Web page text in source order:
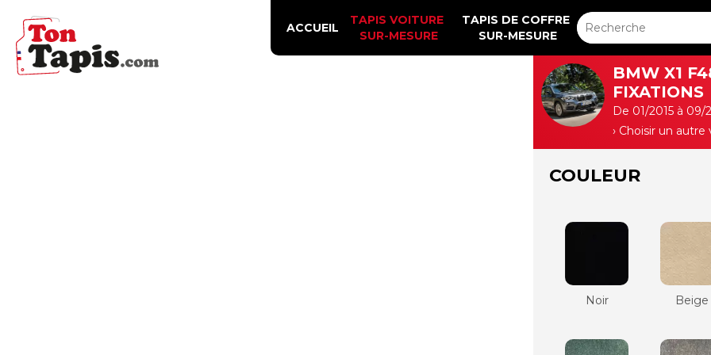
BMW X1
FIXATIONS
De 01/2015 à 09/
› Choisir un autre
COULEUR
Noir Beige
ACCUEIL
TAPIS VOITURE
SUR-MESURE
TAPIS DE COFFRE
SUR-MESURE